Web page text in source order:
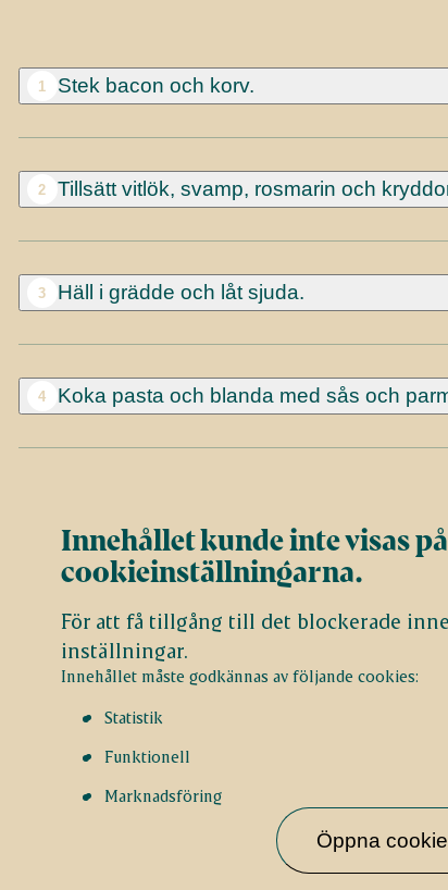
1 Stek bacon och korv.
2 Tillsätt vitlök, svamp, rosmarin och
3 Häll i grädde och låt sjuda.
4 Koka pasta och blanda med sås och
Innehållet kunde inte visas
cookieinställningarna.
För att få tillgång till det blockerade
inställningar.
Innehållet måste godkännas av följande cookies:
Statistik
Funktionell
Marknadsföring
Öppna